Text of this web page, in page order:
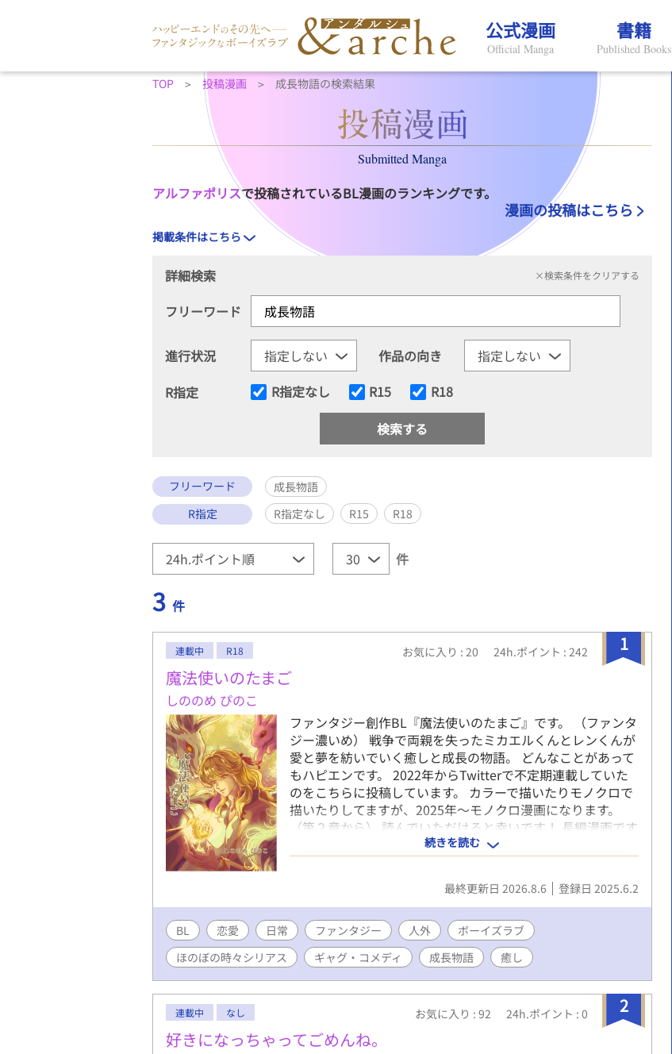
公式漫画
Official Manga
書籍
Published Books
TOP 投稿漫画 成長物語の検索結果
Submitted Manga
アルファポリスで投稿されているBL漫画のランキングです。
漫画の投稿はこちら
掲載条件はこちら
詳細検索 ×検索条件をクリアする
フリーワード
進行状況
作品の向き
R指定
R指定なし R15 R18
フリーワード
成長物語
R指定
R指定なし R15 R18
件
3 件
1
連載中 R18 お気に入り : 20 24h.ポイント : 242
魔法使いのたまご
しののめ ぴのこ
ファンタジー創作BL『魔法使いのたまご』です。 （ファンタ
ジー濃いめ） 戦争で両親を失ったミカエルくんとレンくんが
愛と夢を紡いでいく癒しと成長の物語。 どんなことがあって
もハピエンです。 2022年からTwitterで不定期連載していた
のをこちらに投稿しています。 カラーで描いたりモノクロで
描いたりしてますが、2025年～モノクロ漫画になります。
（第２章から） 読んでいただけると幸いです！ 長編漫画です
が途中からでも楽しめます🎵
続きを読む
最終更新日 2026.8.6 登録日 2025.6.2
BL 恋愛 日常 ファンタジー 人外
ボーイズラブ
ほのぼの時々シリアス
ギャグ・コメディ 成長物語 癒し
2
連載中 なし お気に入り : 92 24h.ポイント : 0
好きになっちゃってごめんね。